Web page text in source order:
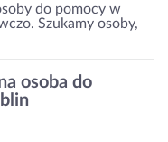
do pomocy w
Szukamy osoby,
osoba do